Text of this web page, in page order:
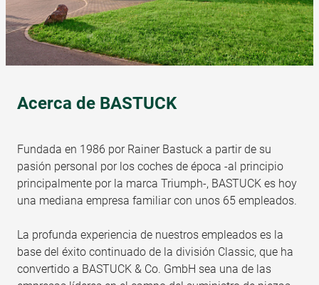
Acerca de BASTUCK
Fundada en 1986 por Rainer Bastuck a partir de su
pasión personal por los coches de época -al principio
principalmente por la marca Triumph-, BASTUCK es hoy
una mediana empresa familiar con unos 65 empleados.
La profunda experiencia de nuestros empleados es la
base del éxito continuado de la división Classic, que ha
convertido a BASTUCK & Co. GmbH sea una de las